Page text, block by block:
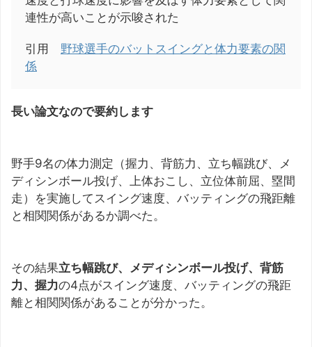
連性が高いことが示唆された
引用 野球選手のバットスイングと体力要素の関
係
長い論文なので要約します
野手9名の体力測定（握力、背筋力、立ち幅跳び、メ
ディシンボール投げ、上体おこし、立位体前屈、塁間
走）を実施してスイング速度、バッティングの飛距離
と相関関係があるか調べた。
その結果立ち幅跳び、メディシンボール投げ、背筋
力、握力の4点がスイング速度、バッティングの飛距
離と相関関係があることが分かった。